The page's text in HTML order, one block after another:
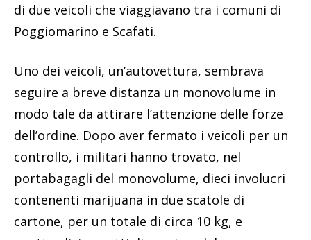
di due veicoli che viaggiavano tra i comuni di
Poggiomarino e Scafati.
Uno dei veicoli, un’autovettura, sembrava
seguire a breve distanza un monovolume in
modo tale da attirare l’attenzione delle forze
dell’ordine. Dopo aver fermato i veicoli per un
controllo, i militari hanno trovato, nel
portabagagli del monovolume, dieci involucri
contenenti marijuana in due scatole di
cartone, per un totale di circa 10 kg, e